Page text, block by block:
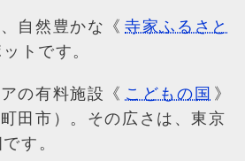
自然豊かな《 寺家ふるさと
トです。
の有料施設《 こどもの国 》
田市）。その広さは、東京
す。